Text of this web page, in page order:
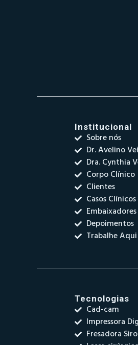
Institucional
Sobre nós
Dr. Avelino
Dra. Cynthia
Corpo Clínico
Clientes
Casos Clínicos
Embaixadores
Depoimentos
Trabalhe Aqui
Tecnologias
Cad-cam
Impressora
Fresadora